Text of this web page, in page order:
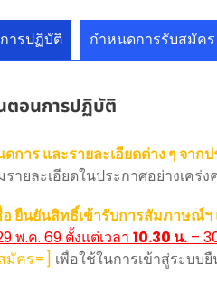
ารปฏิบัติ กำหนดการรับสมัค
ตอนการปฏิบัติ
การ และรายละเอียดต่าง ๆ จาก
ายละเอียดในประกาศอย่างเคร่ง
ยืนยันสิทธิ์เข้ารับการสัมภาษณ์
พ.ค. 69 ตั้งแต่เวลา 10.30 น. –
มัคร=] เพื่อใช้ในการเข้าสู่ระบ